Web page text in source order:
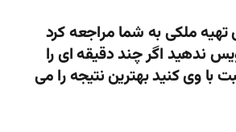
ملکی به شما مراجعه کرد
ندهید اگر چند دقیقه ای را
وی کنید بهترین نتیجه را می